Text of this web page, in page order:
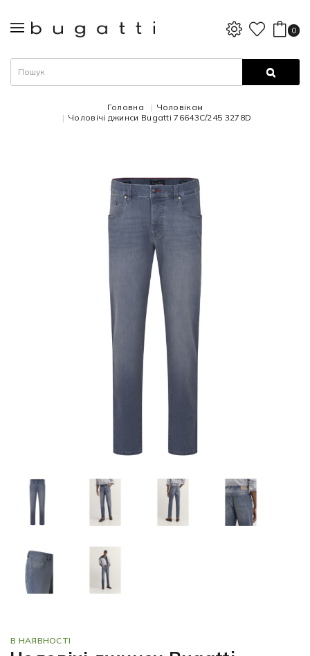
0
Головна
Чоловікам
Чоловічі джинси Bugatti 76643C/245 3278D
В НАЯВНОСТІ